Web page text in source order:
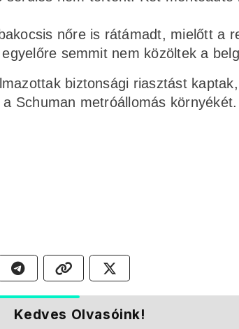
nőre is rátámadt, mielőtt a
semmit nem közöltek a
biztonsági riasztást
Schuman metróállomás környékét.
Kedves Olvasóink!